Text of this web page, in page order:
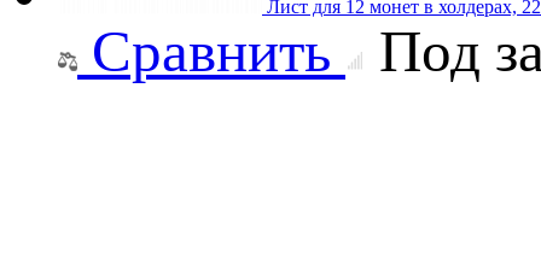
Лист для 12 монет в холдерах,
Сравнить Под